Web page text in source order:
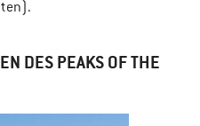
DES PEAKS OF THE